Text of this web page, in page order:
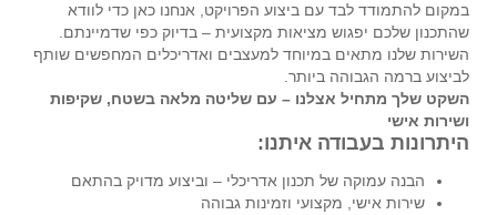
במקום להתמודד לבד עם ביצוע הפרויקט, אנחנו כאן כדי לוודא
שהתכנון שלכם יפגוש מציאות מקצועית – בדיוק כפי שדמיינתם.
השירות שלנו מתאים במיוחד למעצבים ואדריכלים המחפשים שותף
לביצוע ברמה הגבוהה ביותר.
השקט שלך מתחיל אצלנו – עם שליטה מלאה בשטח, שקיפות
ושירות אישי
היתרונות בעבודה איתנו:
הבנה עמוקה של תכנון אדריכלי – וביצוע מדויק בהתאם
שירות אישי, מקצועי וזמינות גבוהה